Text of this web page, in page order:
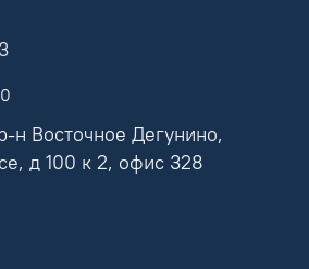
н Восточное Дегунино,
д 100 к 2, офис 328